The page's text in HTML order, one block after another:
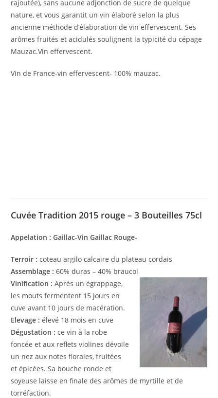
rajoutée), sans aucune adjonction de sucre de quelque
nature, et vous garantit un vin élaboré selon la plus
ancienne méthode d’élaboration de vin effervescent. Ses
arômes fruités et acidulés soulignent la typicité du cépage
Mauzac.Vin effervescent.
Vin de France-vin effervescent- 100% mauzac.
Cuvée Tradition 2015 rouge – 3 Bouteilles 75cl
Appelation : Gaillac-Vin Gaillac Rouge-
Terroir : coteau argilo calcaire du plateau cordais
Assemblage : 60% duras – 40% braucol
Vinification : Après un égrappage,
les mouts fermentent 15 jours en
cuve avant 10 jours de macération.
Elevage : élevé 18 mois en cuve
Dégustation : ce vin à la robe
foncée et aux reflets violines dévoile
un nez aux notes florales, fruitées
et épicées. Sa bouche ronde et
soyeuse laisse en finale des arômes de myrtille et de
torréfaction.